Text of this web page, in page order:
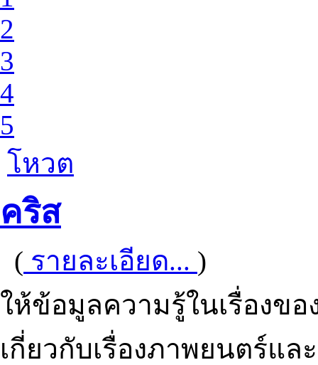
2
3
4
5
โหวต
คริส
( รายละเอียด... )
ให้ข้อมูลความรู้ในเรื่องข
เกี่ยวกับเรื่องภาพยนตร์แล